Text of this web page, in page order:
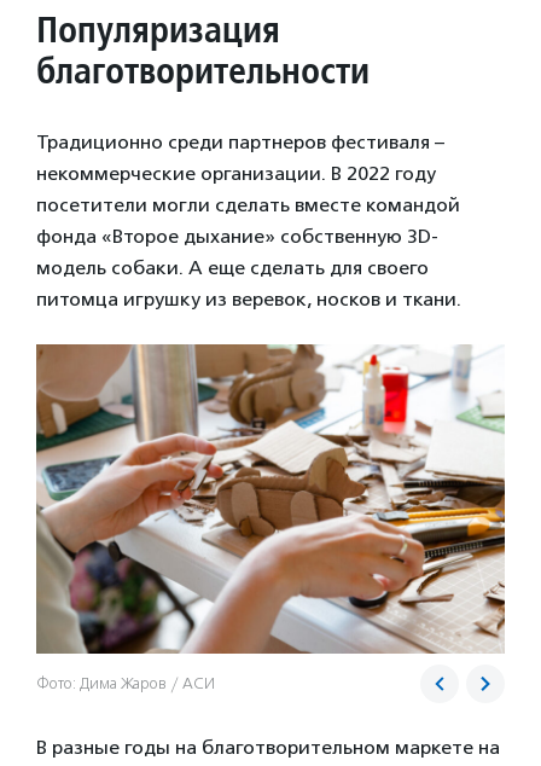
Популяризация
благотворительности
Традиционно среди партнеров фестиваля –
некоммерческие организации. В 2022 году
посетители могли сделать вместе командой
фонда «Второе дыхание» собственную 3D-
модель собаки. А еще сделать для своего
питомца игрушку из веревок, носков и ткани.
Фото: Дима Жаров / АСИ
В разные годы на благотворительном маркете на